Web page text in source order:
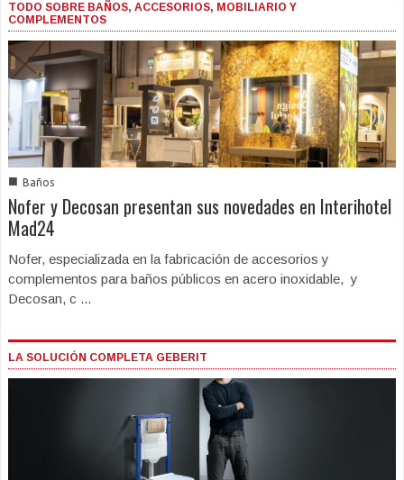
TODO SOBRE BAÑOS, ACCESORIOS, MOBILIARIO Y
COMPLEMENTOS
■ Baños
Nofer y Decosan presentan sus novedades en Interihotel
Mad24
Nofer, especializada en la fabricación de accesorios y
complementos para baños públicos en acero inoxidable, y
Decosan, c ...
LA SOLUCIÓN COMPLETA GEBERIT